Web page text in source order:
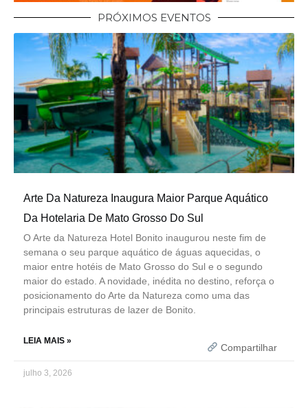
PRÓXIMOS EVENTOS
Arte Da Natureza Inaugura Maior Parque Aquático
Da Hotelaria De Mato Grosso Do Sul
O Arte da Natureza Hotel Bonito inaugurou neste fim de
semana o seu parque aquático de águas aquecidas, o
maior entre hotéis de Mato Grosso do Sul e o segundo
maior do estado. A novidade, inédita no destino, reforça o
posicionamento do Arte da Natureza como uma das
principais estruturas de lazer de Bonito.
LEIA MAIS »
Compartilhar
julho 3, 2026